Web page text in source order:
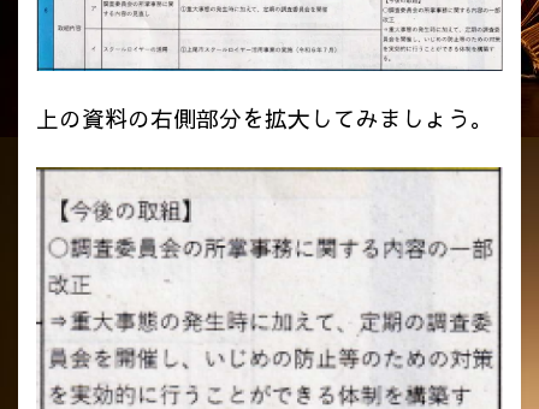
上の資料の右側部分を拡大してみましょう。